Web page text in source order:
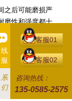
之后可能磨损严
磨性和强度都十
件产生粘连，影
客服01
客服02
咨询热线：
135-0585-2575